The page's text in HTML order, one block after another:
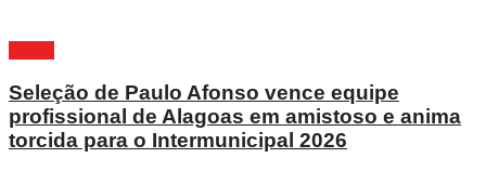
Seleção de Paulo Afonso vence equipe
profissional de Alagoas em amistoso e anima
torcida para o Intermunicipal 2026